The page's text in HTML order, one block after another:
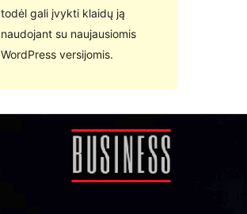
todėl gali įvykti klaidų ją
naudojant su naujausiomis
WordPress versijomis.